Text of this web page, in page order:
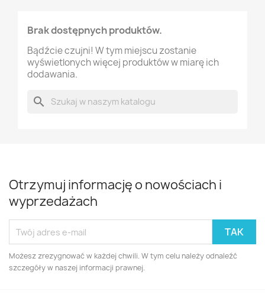
Brak dostępnych produktów.
Bądźcie czujni! W tym miejscu zostanie
wyświetlonych więcej produktów w miarę ich
dodawania.
search
Otrzymuj informację o nowościach i
wyprzedażach
Możesz zrezygnować w każdej chwili. W tym celu należy odnaleźć
szczegóły w naszej informacji prawnej.